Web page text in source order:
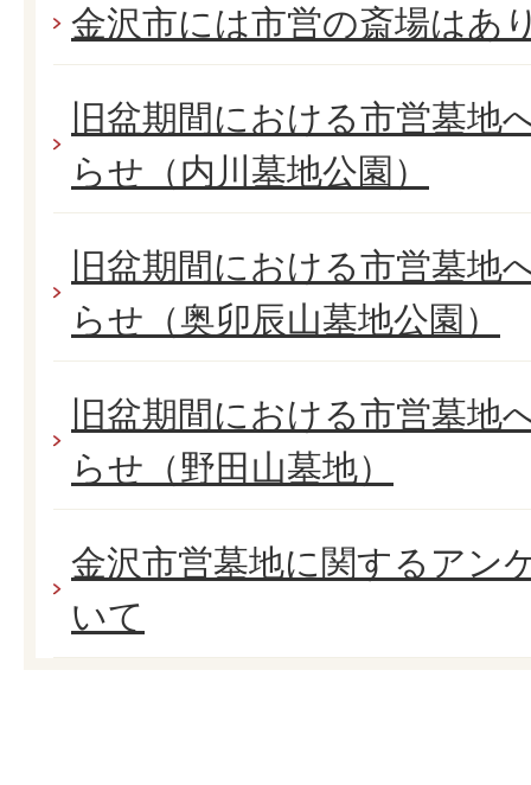
金沢市には市営の斎場はあ
旧盆期間における市営墓地
らせ（内川墓地公園）
旧盆期間における市営墓地
らせ（奥卯辰山墓地公園）
旧盆期間における市営墓地
らせ（野田山墓地）
金沢市営墓地に関するアン
いて